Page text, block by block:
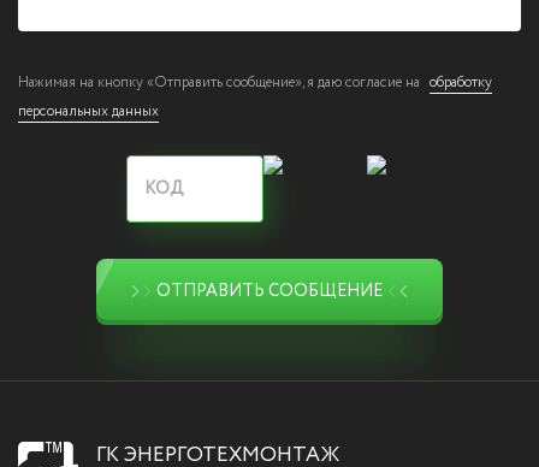
Нажимая на кнопку «Отправить сообщение», я даю согласие на обработку
персональных данных
ОТПРАВИТЬ СООБЩЕНИЕ
ГК ЭНЕРГОТЕХМОНТАЖ